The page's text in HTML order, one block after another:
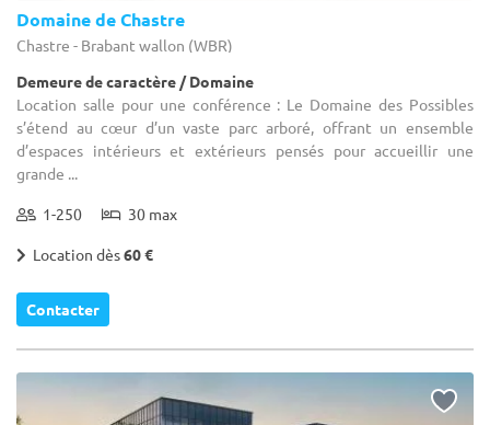
Domaine de Chastre
Chastre - Brabant wallon (WBR)
Demeure de caractère / Domaine
Location salle pour une conférence : Le Domaine des Possibles
s’étend au cœur d’un vaste parc arboré, offrant un ensemble
d’espaces intérieurs et extérieurs pensés pour accueillir une
grande ...
1-250 30 max
Location dès60 €
Contacter